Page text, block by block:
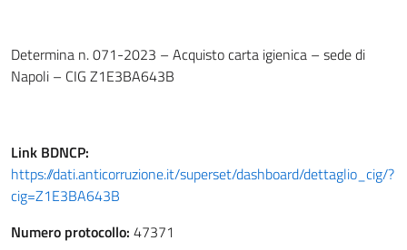
Determina n. 071-2023 – Acquisto carta igienica – sede di
Napoli – CIG Z1E3BA643B
Link BDNCP:
https://dati.anticorruzione.it/superset/dashboard/dettaglio_cig/?
cig=Z1E3BA643B
Numero protocollo: 47371